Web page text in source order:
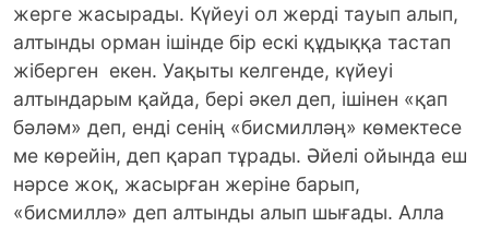
жерге жасырады. Күйеуі ол жерді тауып алып,
алтынды орман ішінде бір ескі құдыққа тастап
жіберген екен. Уақыты келгенде, күйеуі
алтындарым қайда, бері әкел деп, ішінен «қап
бәләм» деп, енді сенің «бисмилләң» көмектесе
ме көрейін, деп қарап тұрады. Әйелі ойында еш
нәрсе жоқ, жасырған жеріне барып,
«бисмиллә» деп алтынды алып шығады. Алла